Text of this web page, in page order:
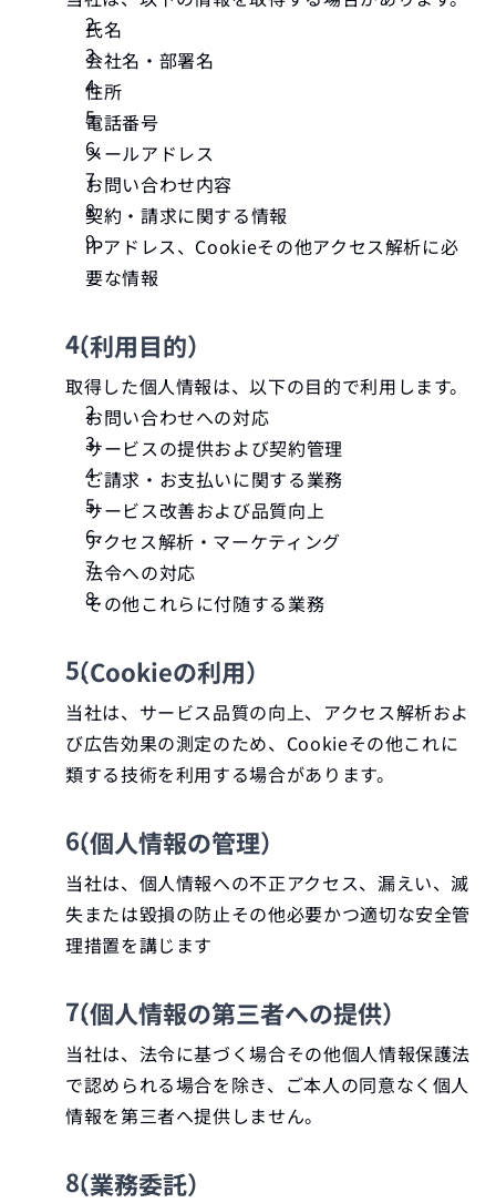
氏名
会社名・部署名
住所
電話番号
メールアドレス
お問い合わせ内容
契約・請求に関する情報
IPアドレス、Cookieその他アクセス解析に必
要な情報
（利用目的）
取得した個人情報は、以下の目的で利用します。
お問い合わせへの対応
サービスの提供および契約管理
ご請求・お支払いに関する業務
サービス改善および品質向上
アクセス解析・マーケティング
法令への対応
その他これらに付随する業務
​（Cookieの利用）
当社は、サービス品質の向上、アクセス解析およ
び広告効果の測定のため、Cookieその他これに
類する技術を利用する場合があります。​​
（個人情報の管理）
当社は、個人情報への不正アクセス、漏えい、滅
失または毀損の防止その他必要かつ適切な安全管
理措置を講じます
（個人情報の第三者への提供）
当社は、法令に基づく場合その他個人情報保護法
で認められる場合を除き、ご本人の同意なく個人
情報を第三者へ提供しません。
（業務委託）